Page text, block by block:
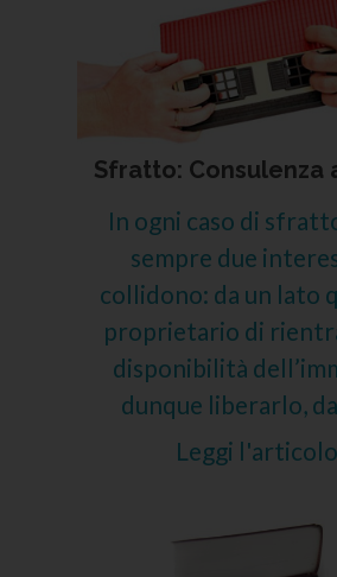
Sfratto: Consulenza
In ogni caso di
sempre due
collidono: da un lato
proprietario di
disponibilità
dunque liberarlo,
Leggi